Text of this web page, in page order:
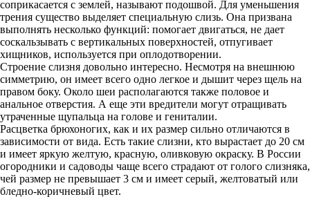
соприкасается с землей, называют подошвой. Для уменьшения
трения существо выделяет специальную слизь. Она призвана
выполнять несколько функций: помогает двигаться, не дает
соскальзывать с вертикальных поверхностей, отпугивает
хищников, используется при оплодотворении.
Строение слизня довольно интересно. Несмотря на внешнюю
симметрию, он имеет всего одно легкое и дышит через щель на
правом боку. Около шеи располагаются также половое и
анальное отверстия. А еще эти вредители могут отращивать
утраченные щупальца на голове и гениталии.
Расцветка брюхоногих, как и их размер сильно отличаются в
зависимости от вида. Есть такие слизни, кто вырастает до 20 см
и имеет яркую желтую, красную, оливковую окраску. В России
огородники и садоводы чаще всего страдают от голого слизняка,
чей размер не превышает 3 см и имеет серый, желтоватый или
бледно-коричневый цвет.